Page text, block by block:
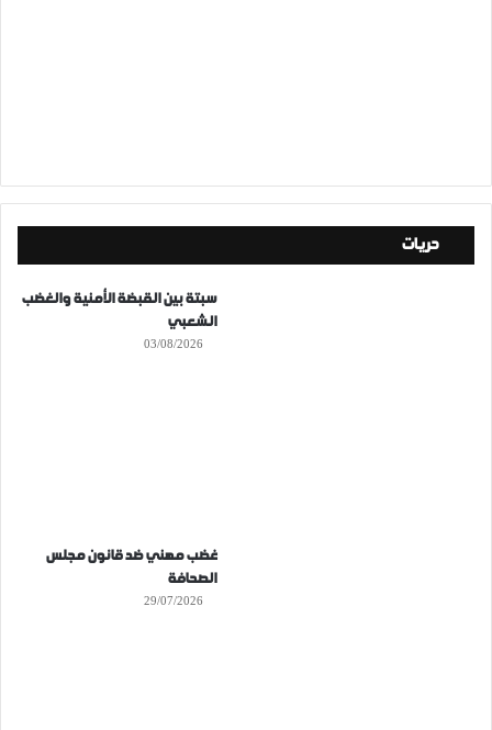
حريات
سبتة بين القبضة الأمنية والغضب
الشعبي
03/08/2026
غضب مهني ضد قانون مجلس
الصحافة
29/07/2026